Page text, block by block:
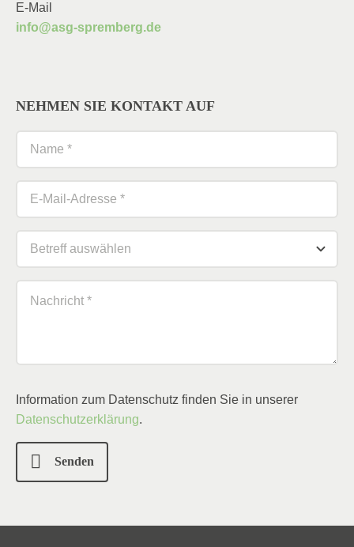
E-Mail
info@asg-spremberg.de
NEHMEN SIE KONTAKT AUF
Information zum Datenschutz finden Sie in unserer
Datenschutzerklärung.
Senden